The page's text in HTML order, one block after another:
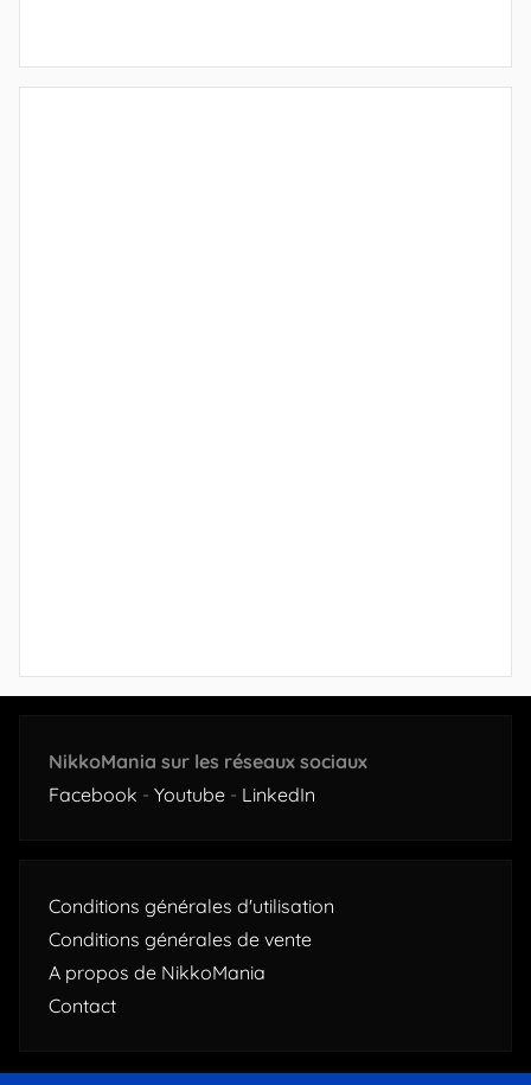
NikkoMania sur les réseaux sociaux
Facebook - Youtube - LinkedIn
Conditions générales d'utilisation
Conditions générales de vente
A propos de NikkoMania
Contact